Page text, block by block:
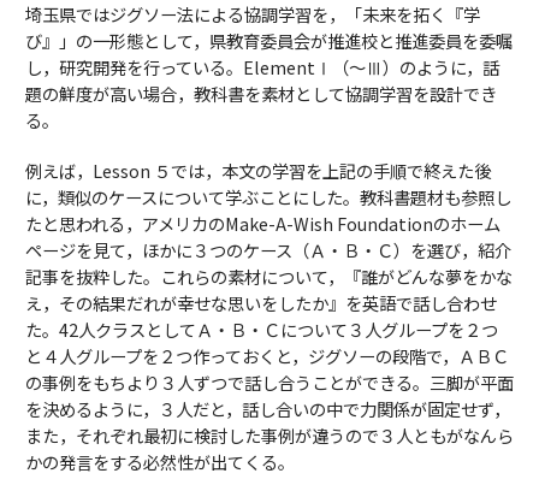
埼玉県ではジグソー法による協調学習を，「未来を拓く『学
び』」の一形態として，県教育委員会が推進校と推進委員を委嘱
し，研究開発を行っている。ElementⅠ（～Ⅲ）のように，話
題の鮮度が高い場合，教科書を素材として協調学習を設計でき
る。
例えば，Lesson ５では，本文の学習を上記の手順で終えた後
に，類似のケースについて学ぶことにした。教科書題材も参照し
たと思われる，アメリカのMake-A-Wish Foundationのホーム
ページを見て，ほかに３つのケース（Ａ・Ｂ・Ｃ）を選び，紹介
記事を抜粋した。これらの素材について，『誰がどんな夢をかな
え，その結果だれが幸せな思いをしたか』を英語で話し合わせ
た。42人クラスとしてＡ・Ｂ・Ｃについて３人グループを２つ
と４人グループを２つ作っておくと，ジグソーの段階で，ＡＢＣ
の事例をもちより３人ずつで話し合うことができる。三脚が平面
を決めるように，３人だと，話し合いの中で力関係が固定せず，
また，それぞれ最初に検討した事例が違うので３人ともがなんら
かの発言をする必然性が出てくる。